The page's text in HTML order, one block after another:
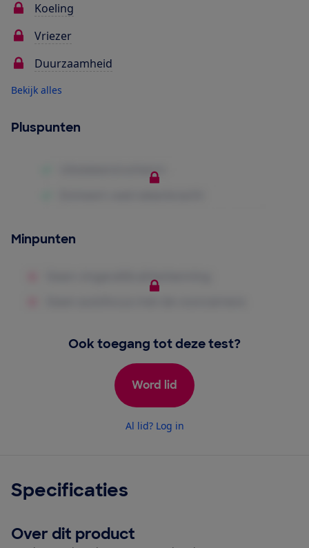
Koeling
Vriezer
Duurzaamheid
Bekijk alles
Pluspunten
Minpunten
Ook toegang tot deze test?
Word lid
Al lid? Log in
Specificaties
Over dit product